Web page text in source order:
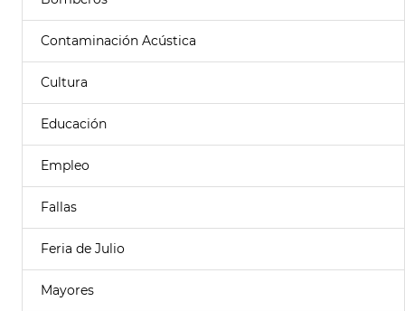
Contaminación Acústica
Cultura
Educación
Empleo
Fallas
Feria de Julio
Mayores